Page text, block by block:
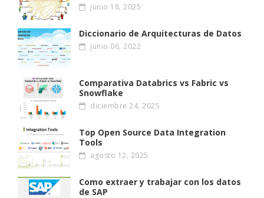
junio 18, 2025
Diccionario de Arquitecturas de Datos
junio 06, 2022
Comparativa Databrics vs Fabric vs
Snowflake
diciembre 24, 2025
Top Open Source Data Integration
Tools
agosto 12, 2025
Como extraer y trabajar con los datos
de SAP